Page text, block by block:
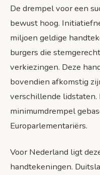
De drempel voor een
bewust hoog.
miljoen geldige
burgers die
verkiezingen. Deze
bovendien afkomstig
verschillende
minimumdrempel
Europarlementariërs.
Voor Nederland ligt
handtekeningen.